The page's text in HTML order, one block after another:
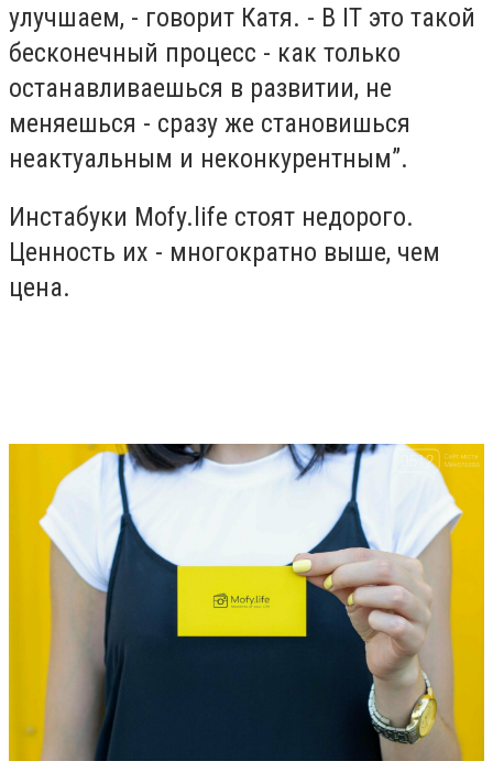
улучшаем, - говорит Катя. - В IT это такой
бесконечный процесс - как только
останавливаешься в развитии, не
меняешься - сразу же становишься
неактуальным и неконкурентным”.
Инстабуки Mofy.life стоят недорого.
Ценность их - многократно выше, чем
цена.